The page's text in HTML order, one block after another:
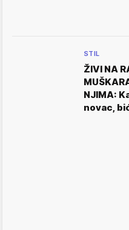
STIL
ŽIVI NA
NJIMA:
novac,